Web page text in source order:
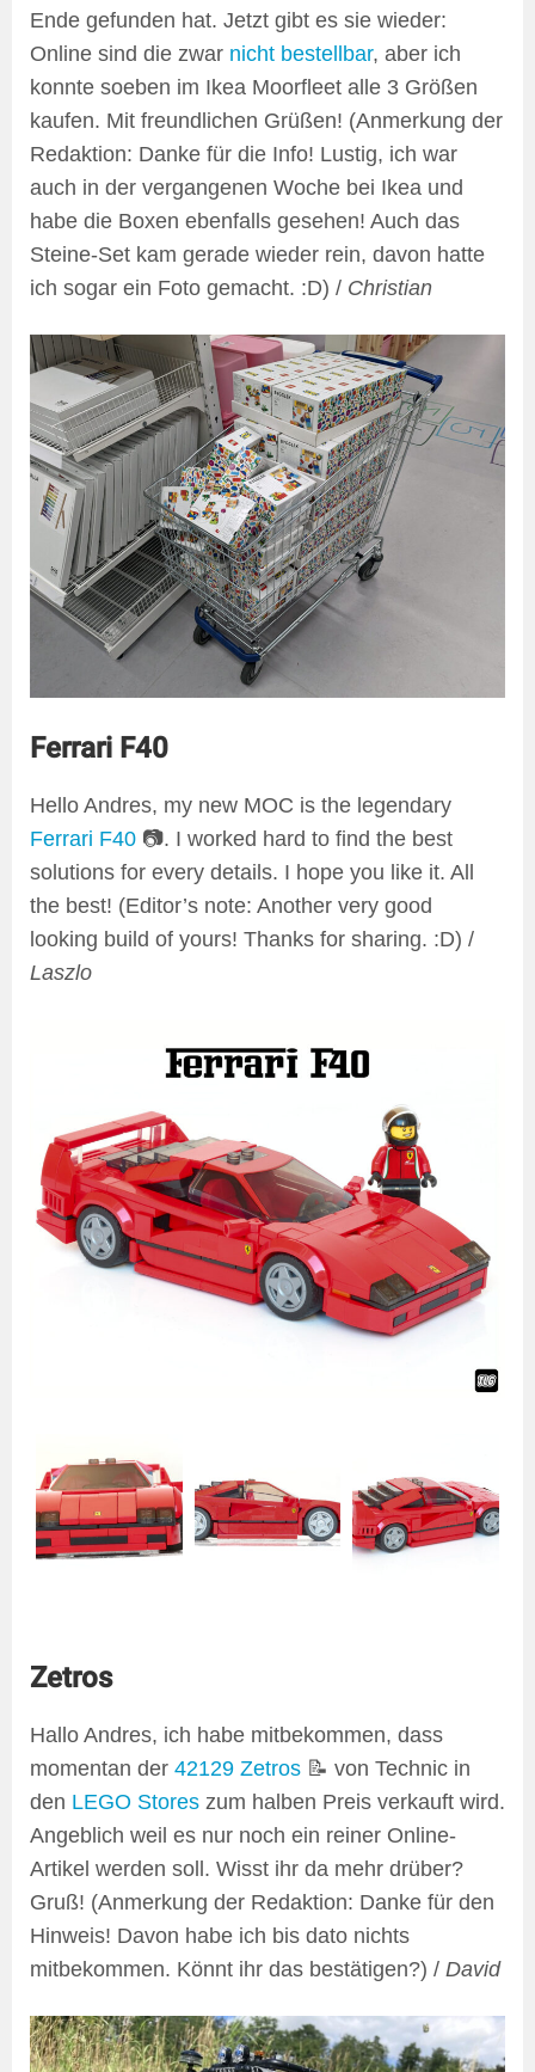
Ende gefunden hat. Jetzt gibt es sie wieder:
Online sind die zwar nicht bestellbar, aber ich
konnte soeben im Ikea Moorfleet alle 3 Größen
kaufen. Mit freundlichen Grüßen! (Anmerkung der
Redaktion: Danke für die Info! Lustig, ich war
auch in der vergangenen Woche bei Ikea und
habe die Boxen ebenfalls gesehen! Auch das
Steine-Set kam gerade wieder rein, davon hatte
ich sogar ein Foto gemacht. :D) / Christian
Ferrari F40
Hello Andres, my new MOC is the legendary
Ferrari F40 📷. I worked hard to find the best
solutions for every details. I hope you like it. All
the best! (Editor’s note: Another very good
looking build of yours! Thanks for sharing. :D) /
Laszlo
Zetros
Hallo Andres, ich habe mitbekommen, dass
momentan der 42129 Zetros 📝 von Technic in
den LEGO Stores zum halben Preis verkauft wird.
Angeblich weil es nur noch ein reiner Online-
Artikel werden soll. Wisst ihr da mehr drüber?
Gruß! (Anmerkung der Redaktion: Danke für den
Hinweis! Davon habe ich bis dato nichts
mitbekommen. Könnt ihr das bestätigen?) / David